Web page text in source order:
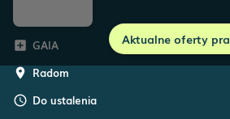
Aktualne oferty
add_box GAIA
room Radom
schedule Do ustalenia